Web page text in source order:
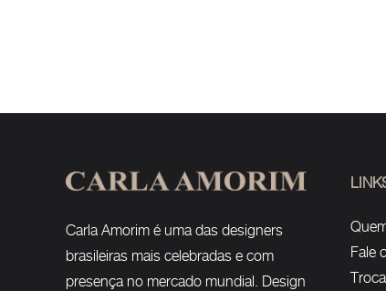
Carla Amorim é uma das designers
brasileiras mais celebradas e com
presença no mercado mundial. Design
Fale